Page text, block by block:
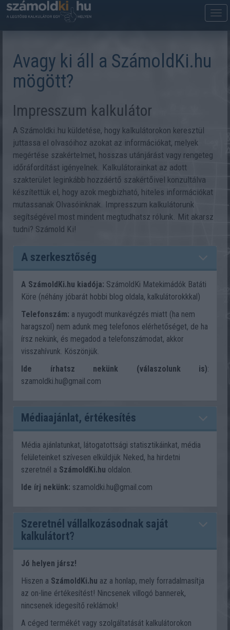
Avagy ki áll a SzámoldKi.hu
mögött?
Impresszum kalkulátor
A Számoldki.hu küldetése, hogy kalkulátorokon keresztül
juttassa el olvasóihoz azokat az információkat, melyek
megértése szakértelmet, hosszas utánjárást vagy rengeteg
időráfordítást igényelnek. Kalkulátorainkat az adott
szakterület leginkább hozzáértő szakértőivel konzultálva
készítettük el, hogy azok megbizható, hiteles információkat
mutassanak Olvasóinknak. Impresszum kalkulátorunk
segítségével most mindent megtudhatsz rólunk. Mit akarsz
tudni? Számold Ki!
A szerkesztőség
A SzámoldKi.hu kiadója: SzámoldKi Matekimádók Batáti
Köre (néhány jóbarát hobbi blog oldala, kalkulátorokkkal)
Telefonszám: a nyugodt munkavégzés miatt (ha nem
haragszol) nem adunk meg telefonos elérhetőséget, de ha
írsz nekünk, és megadod a telefonszámodat, akkor
visszahívunk. Köszönjük.
Ide írhatsz nekünk (válaszolunk is):
szamoldki.hu@gmail.com
Médiaajánlat, értékesítés
Média ajánlatunkat, látogatottsági statisztikáinkat, média
felületeinket szívesen elküldjük Neked, ha hirdetni
szeretnél a SzámoldKi.hu oldalon.
Ide írj nekünk: szamoldki.hu@gmail.com
Szeretnél vállalkozásodnak saját
kalkulátort?
Jó helyen jársz!
Hiszen a SzámoldKi.hu az a honlap, mely forradalmasítja
az on-line értékesítést! Nincsenek villogó bannerek,
nincsenek idegesítő reklámok!
A céged termékét vagy szolgáltatását kalkulátorokon